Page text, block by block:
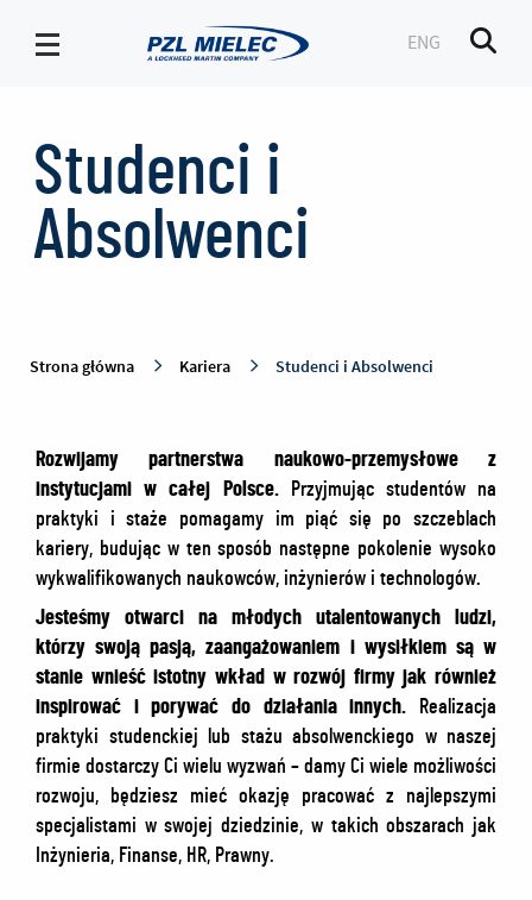
Absolwenci
PZL
ENG
Studenci i
Absolwenci
Strona główna Kariera Studenci i Absolwenci
Rozwijamy partnerstwa naukowo-przemysłowe z
instytucjami w całej Polsce.Przyjmując studentów na
praktyki i staże pomagamy im piąć się po szczeblach
kariery, budując w ten sposób następne pokolenie wysoko
wykwalifikowanych naukowców, inżynierów i technologów.
Jesteśmy otwarci na młodych utalentowanych ludzi,
którzy swoją pasją, zaangażowaniem i wysiłkiem są w
stanie wnieść istotny wkład w rozwój firmy jak również
inspirować i porywać do działania innych. Realizacja
praktyki studenckiej lub stażu absolwenckiego w naszej
firmie dostarczy Ci wielu wyzwań – damy Ci wiele możliwości
rozwoju, będziesz mieć okazję pracować z najlepszymi
specjalistami w swojej dziedzinie, w takich obszarach jak
Inżynieria, Finanse, HR, Prawny.